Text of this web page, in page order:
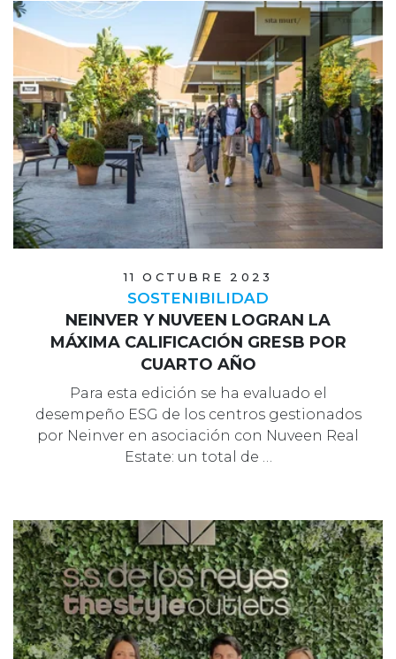
11 OCTUBRE 2023
SOSTENIBILIDAD
NEINVER Y NUVEEN LOGRAN LA
MÁXIMA CALIFICACIÓN GRESB POR
CUARTO AÑO
Para esta edición se ha evaluado el
desempeño ESG de los centros gestionados
por Neinver en asociación con Nuveen Real
Estate: un total de …